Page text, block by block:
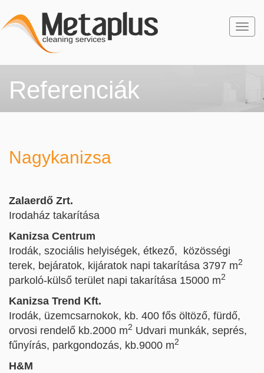
Referenciák
Nagykanizsa
Zalaerdő Zrt.
Irodaház takarítása
Kanizsa Centrum
Irodák, szociális helyiségek, étkező, közösségi
terek, bejáratok, kijáratok napi takarítása 3797 m2
parkoló-külső terület napi takarítása 15000 m2
Kanizsa Trend Kft.
Irodák, üzemcsarnokok, kb. 400 fős öltöző, fürdő,
orvosi rendelő kb.2000 m2 Udvari munkák, seprés,
fűnyírás, parkgondozás, kb.9000 m2
H&M